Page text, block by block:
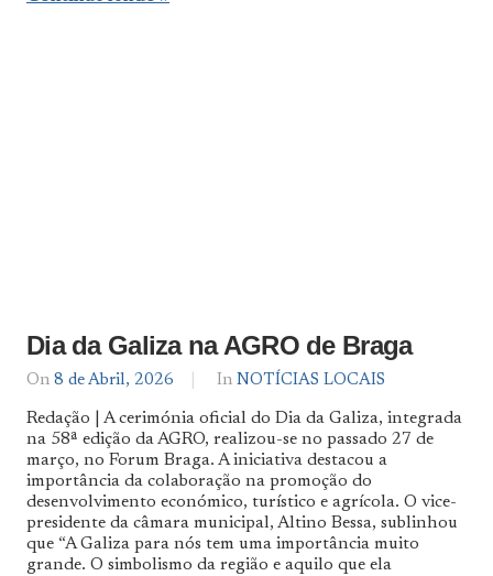
Dia da Galiza na AGRO de Braga
On 8 de Abril, 2026
By
De
Norte
a
Sul
In NOTÍCIAS LOCAIS
Redação | A cerimónia oficial do Dia da Galiza, integrada
na 58ª edição da AGRO, realizou-se no passado 27 de
março, no Forum Braga. A iniciativa destacou a
importância da colaboração na promoção do
desenvolvimento económico, turístico e agrícola. O vice-
presidente da câmara municipal, Altino Bessa, sublinhou
que “A Galiza para nós tem uma importância muito
grande. O simbolismo da região e aquilo que ela